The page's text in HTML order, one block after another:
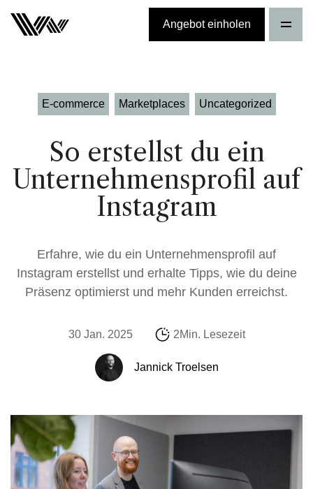
Angebot einholen
E-commerce Marketplaces Uncategorized
So erstellst du ein
Unternehmensprofil auf
Instagram
Erfahre, wie du ein Unternehmensprofil auf
Instagram erstellst und erhalte Tipps, wie du deine
Präsenz optimierst und mehr Kunden erreichst.
30 Jan. 2025 2Min. Lesezeit
Jannick Troelsen